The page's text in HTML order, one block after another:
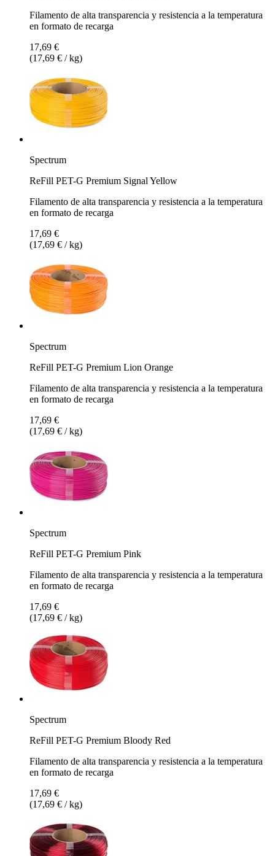
Filamento de alta transparencia y resistencia a la temperatura
en formato de recarga
17,69 €
(17,69 € / kg)
Spectrum
ReFill PET-G Premium Signal Yellow
Filamento de alta transparencia y resistencia a la temperatura
en formato de recarga
17,69 €
(17,69 € / kg)
Spectrum
ReFill PET-G Premium Lion Orange
Filamento de alta transparencia y resistencia a la temperatura
en formato de recarga
17,69 €
(17,69 € / kg)
Spectrum
ReFill PET-G Premium Pink
Filamento de alta transparencia y resistencia a la temperatura
en formato de recarga
17,69 €
(17,69 € / kg)
Spectrum
ReFill PET-G Premium Bloody Red
Filamento de alta transparencia y resistencia a la temperatura
en formato de recarga
17,69 €
(17,69 € / kg)